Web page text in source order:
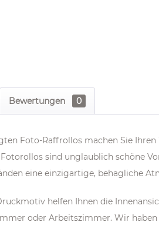
Bewertungen 0
Foto-Raffrollos machen Sie
sind unglaublich schöne
eine einzigartige, behagliche
helfen Ihnen die
oder Arbeitszimmer. Wir